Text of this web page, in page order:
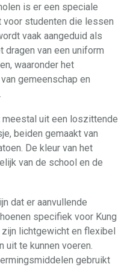
is er een speciale
studenten die lessen
vaak aangeduid als
dragen van een uniform
waaronder het
gemeenschap en
uit een loszittende
beiden gemaakt van
De kleur van het
van de school en de
dat er aanvullende
specifiek voor Kung
lichtgewicht en flexibel
uit te kunnen voeren.
gebruikt